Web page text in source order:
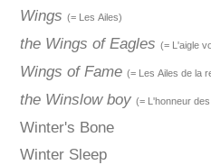
Wings (= Les Ailes)
the Wings of Eagles (= L'aigle
Wings of Fame (= Les Ailes de la
the Winslow boy (= L'honneur
Winter's Bone
Winter Sleep